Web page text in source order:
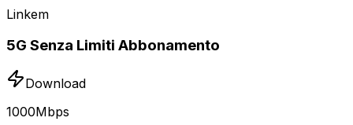
Linkem
5G Senza Limiti Abbonamento
Download
1000Mbps